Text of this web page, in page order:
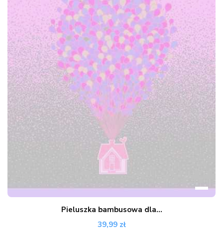
Pieluszka bambusowa dla...
39,99 zł